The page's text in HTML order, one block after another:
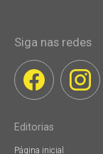
Siga nas redes
Editorias
Página inicial